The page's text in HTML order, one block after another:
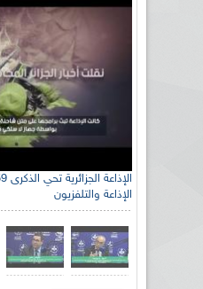
الإذاعة والتلفزيون